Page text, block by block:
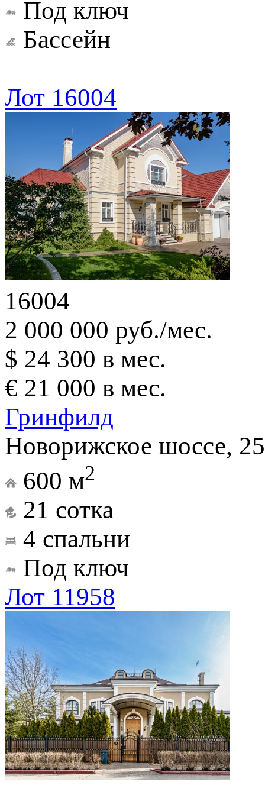
Под ключ
Бассейн
Лот 16004
16004
2 000 000 руб./мес.
$ 24 300 в мес.
€ 21 000 в мес.
Гринфилд
Новорижское шоссе,
600 м2
21 сотка
4 спальни
Под ключ
Лот 11958